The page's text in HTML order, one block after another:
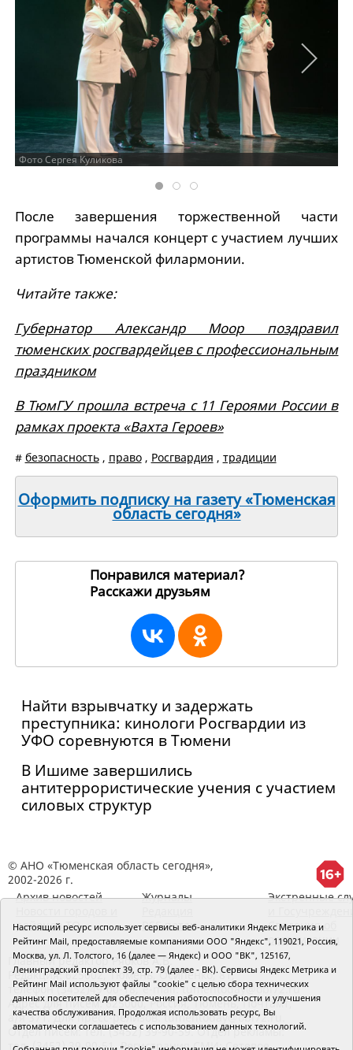
Фото Сергея Куликова
После завершения торжественной части
программы начался концерт с участием лучших
артистов Тюменской филармонии.
Читайте также:
Губернатор Александр Моор поздравил
тюменских росгвардейцев с профессиональным
праздником
В ТюмГУ прошла встреча с 11 Героями России в
рамках проекта «Вахта Героев»
# безопасность, право, Росгвардия , традиции
Оформить подписку на газету «Тюменская
область сегодня»
Понравился материал?
Расскажи друзьям
Найти взрывчатку и задержать
преступника: кинологи Росгвардии из
УФО соревнуются в Тюмени
В Ишиме завершились
антитеррористические учения с участием
силовых структур
© АНО «Тюменская область сегодня»,
2002-2026 г.
Архив новостей
районов ТО
Журналы
RSS поток
Экстренные
Сведения об
организации
Главный редактор Рябков А.В.
Редакция: 625002, Тюмень, Осипенко, 81,
телефон (3452)49-00-18, e-mail: tumentoday@obl72.ru
Адрес для писем: 625000, Россия, Тюмень, Почтамт,
а/я 371. Для пресс-релизов: tumentoday@obl72.ru.
Отдел писем: тел. (3452) 39-90-59. Отдел рекламы:
тел. (3452) 39-90-51. Регистрация СМИ: Сетевое
Настоящий ресурс использует сервисы веб-аналитики Яндекс Метрика и
Рейтинг Mail, предоставляемые компаниями ООО "Яндекс", 119021, Россия,
Москва, ул. Л. Толстого, 16 (далее — Яндекс) и ООО "ВК", 125167,
Ленинградский проспект 39, стр. 79 (далее - ВК). Сервисы Яндекс Метрика и
Рейтинг Mail используют файлы "cookie" с целью сбора технических
данных посетителей для обеспечения работоспособности и улучшения
качества обслуживания. Продолжая использовать ресурс, Вы
автоматически соглашаетесь с использованием данных технологий.